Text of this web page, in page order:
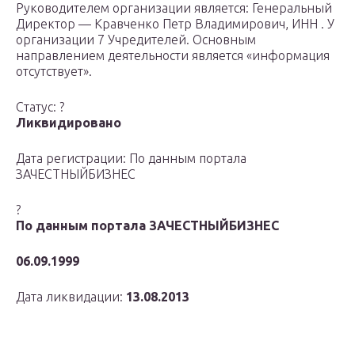
Руководителем организации является: Генеральный
Директор — Кравченко Петр Владимирович, ИНН . У
организации 7 Учредителей. Основным
направлением деятельности является «информация
отсутствует».
Статус: ?
Ликвидировано
Дата регистрации: По данным портала
ЗАЧЕСТНЫЙБИЗНЕС
?
По данным портала ЗАЧЕСТНЫЙБИЗНЕС
06.09.1999
Дата ликвидации: 13.08.2013